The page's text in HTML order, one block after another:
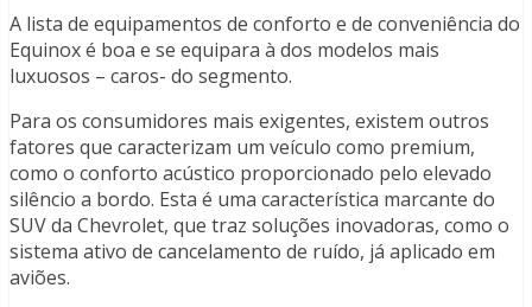
A lista de equipamentos de conforto e de conveniência do
Equinox é boa e se equipara à dos modelos mais
luxuosos – caros- do segmento.
Para os consumidores mais exigentes, existem outros
fatores que caracterizam um veículo como premium,
como o conforto acústico proporcionado pelo elevado
silêncio a bordo. Esta é uma característica marcante do
SUV da Chevrolet, que traz soluções inovadoras, como o
sistema ativo de cancelamento de ruído, já aplicado em
aviões.